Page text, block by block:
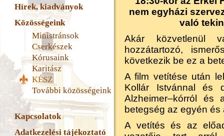
Hírek, kiadványok
Közösségeink
Ministránsok
Cserkészek
Kórusaink
Karitász
KÉSZ
További közösségeink
Kapcsolatok
Adatkezelési tájékoztató
nem egyházi
való
Akár közvetlenül
hozzátartozó,
következik be ez a
A film vetítése után
Kollár Istvánnal és
Alzheimer–kórról
betegség az egyén és
A vetítés és az